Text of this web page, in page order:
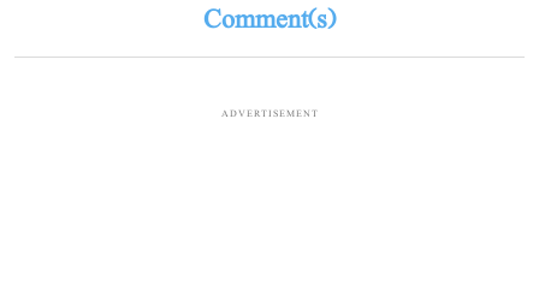
Comment(s)
ADVERTISEMENT